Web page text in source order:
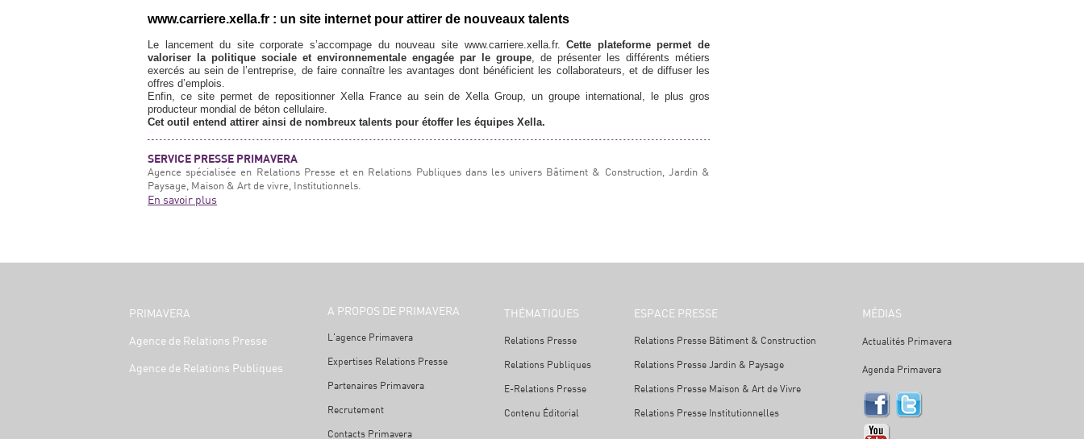
www.carriere.xella.fr : un site internet pour attirer de nouveaux talents
Le lancement du site corporate s’accompage du nouveau site www.carriere.xella.fr.Cette plateforme permet de
valoriser la politique sociale et environnementale engagée par le groupe, de présenter les différents métiers
exercés au sein de l’entreprise, de faire connaître les avantages dont bénéficient les collaborateurs, et de diffuser les
offres d’emplois.
Enfin, ce site permet de repositionner Xella France au sein de Xella Group, un groupe international, le plus gros
producteur mondial de béton cellulaire.
Cet outil entend attirer ainsi de nombreux talents pour étoffer les équipes Xella.
SERVICE PRESSE PRIMAVERA
Agence spécialisée en Relations Presse et en Relations Publiques dans les univers Bâtiment & Construction, Jardin &
Paysage, Maison & Art de vivre, Institutionnels.
En savoir plus
PRIMAVERA
Agence de Relations Presse
Agence de Relations Publiques
A PROPOS DE PRIMAVERA
L'agence Primavera
Expertises Relations Presse
Partenaires Primavera
Recrutement
Contacts Primavera
THÉMATIQUES
Relations Presse
Relations Publiques
E-Relations Presse
Contenu Éditorial
ESPACE PRESSE
Relations Presse Bâtiment & Construction
Relations Presse Jardin & Paysage
Relations Presse Maison & Art de Vivre
Relations Presse Institutionnelles
MÉDIAS
Actualités Primavera
Agenda Primavera